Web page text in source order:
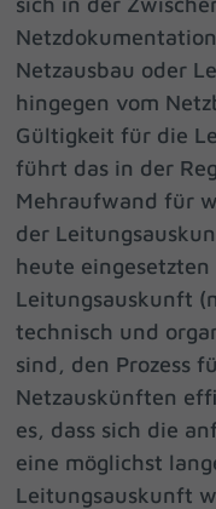
Netzausbau oder
hingegen vom
Gültigkeit für die
führt das in der
Mehraufwand für
der
heute
Leitungsauskunft
technisch und
sind, den Prozess
Netzauskünften
es, dass sich die
eine möglichst
Leitungsauskunft